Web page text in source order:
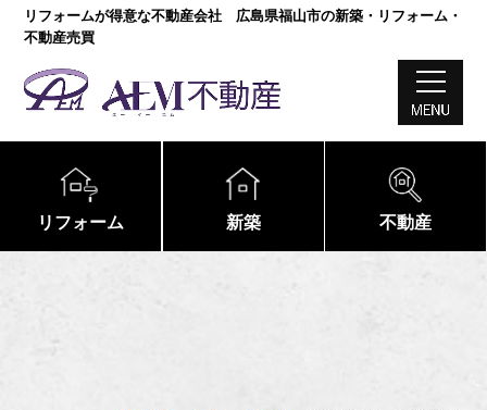
リフォームが得意な不動産会社 広島県福山市の新築・リフォーム・
不動産売買
リフォーム 新築 不動産